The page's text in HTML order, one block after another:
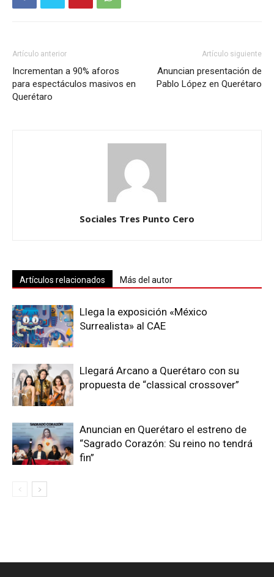
Artículo anterior
Incrementan a 90% aforos
para espectáculos masivos en
Querétaro
Artículo siguiente
Anuncian presentación de
Pablo López en Querétaro
Sociales Tres Punto Cero
Artículos relacionados Más del autor
Llega la exposición «México
Surrealista» al CAE
Llegará Arcano a Querétaro con su
propuesta de “classical crossover”
Anuncian en Querétaro el estreno de
“Sagrado Corazón: Su reino no tendrá
fin”